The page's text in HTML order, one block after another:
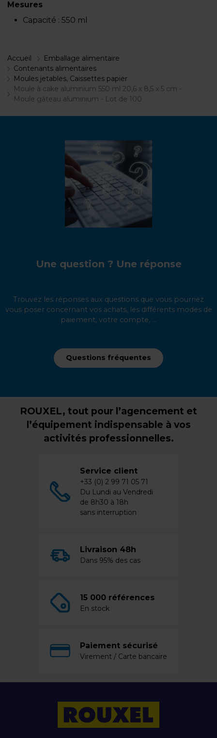
Mesures
Capacité : 550 ml
Accueil
Emballage alimentaire
Contenants alimentaires
Moules jetables, Caissettes papier
Moule à cake aluminium 550 ml 20,6 x 8,5 x 5 cm -
Moule gâteau aluminium - Lot de 100
Une question ? Une réponse
Trouvez les réponses aux questions que vous pourriez
vous poser concernant vos achats, les différents modes de
paiement, votre compte, ...
Questions fréquentes
ROUXEL, tout pour l’agencement et
l’équipement indispensable à vos
activités professionnelles.
Service client
+33 (0) 2 99 71 05 71
Du Lundi au Vendredi
de 8h30 à 18h
sans interruption
Livraison 48h
Dans 95% des cas
15 000 références
En stock
Paiement sécurisé
Virement / Carte bancaire